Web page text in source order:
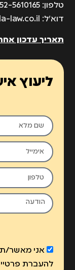
טלפון: 052-5610165
דוא״ל: law.co.il
תאריך עדכון אחרון:
ליעוץ
אני מאשר/
להעברת פרטיי